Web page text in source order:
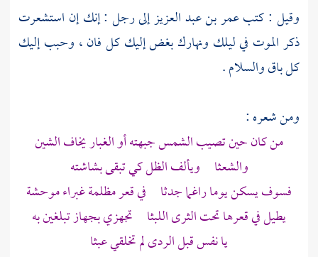
وقيل : كتبعمر بن عبد العزيزإلى رجل : إنك إن استشعرت
ذكر الموت في ليلك ونهارك بغض إليك كل فان ، وحبب إليك
كل باق والسلام .
ومن شعره :
من كان حين تصيب الشمس جبهته أو الغبار يخاف الشين
والشعثا ويألف الظل كي تبقى بشاشته
فسوف يسكن يوما راغما جدثا في قعر مظلمة غبراء موحشة
يطيل في قعرها تحت الثرى اللبثا تجهزي بجهاز تبلغين به
يا نفس قبل الردى لم تخلقي عبثا